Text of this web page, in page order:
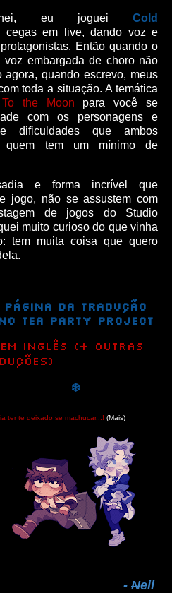
eu joguei Cold
cegas em live, dando voz e
Então quando o
embargada de choro não
agora, quando escrevo, meus
toda a situação. A temática
To the Moon para você se
com os personagens e
dificuldades que ambos
quem tem um mínimo de
e forma incrível que
jogo, não se assustem com
de jogos do Studio
muito curioso do que vinha
tem muita coisa que quero
Página da tradução
Tea Party Project
inglês (+ outras
❄️
ter te deixado se machucar...! (Mais)
- Neil